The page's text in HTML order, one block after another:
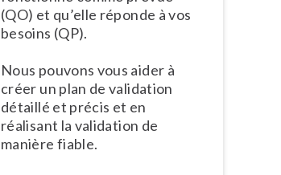
(QO) et qu’elle réponde à vos
besoins (QP).
Nous pouvons vous aider à
créer un plan de validation
détaillé et précis et en
réalisant la validation de
manière fiable.